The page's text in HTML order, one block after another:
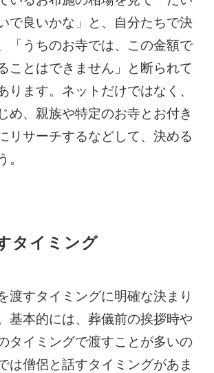
で良いかな」と、自分たちで決
「うちのお寺では、この金額で
ことはできません」と断られて
ります。ネットだけではなく、
め、親族や特定のお寺とお付き
リサーチするなどして、決める
。
タイミング
渡すタイミングに明確な決まり
基本的には、葬儀前の挨拶時や
タイミングで渡すことが多いの
は僧侶と話すタイミングがあま